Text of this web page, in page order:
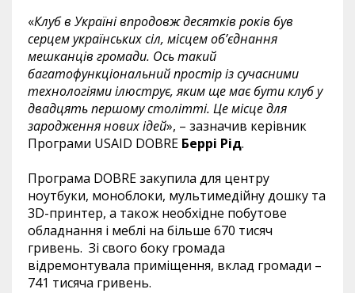
«Клуб в Україні впродовж десятків років був
серцем українських сіл, місцем об’єднання
мешканців громади. Ось такий
багатофункціональний простір із сучасними
технологіями ілюструє, яким ще має бути клуб у
двадцять першому столітті. Це місце для
зародження нових ідей», – зазначив керівник
Програми USAID DOBRE Беррі Рід.
Програма DOBRE закупила для центру
ноутбуки, моноблоки, мультимедійну дошку та
3D-принтер, а також необхідне побутове
обладнання і меблі на більше 670 тисяч
гривень. Зі свого боку громада
відремонтувала приміщення, вклад громади –
741 тисяча гривень.